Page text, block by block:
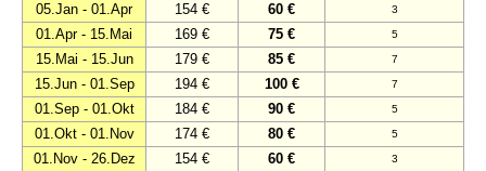
05.Jan - 01.Apr
154 € 60 € 3
01.Apr - 15.Mai 169 € 75 € 5
15.Mai - 15.Jun 179 € 85 € 7
15.Jun - 01.Sep 194 € 100 € 7
01.Sep - 01.Okt 184 € 90 € 5
01.Okt - 01.Nov 174 € 80 € 5
01.Nov - 26.Dez 154 € 60 € 3